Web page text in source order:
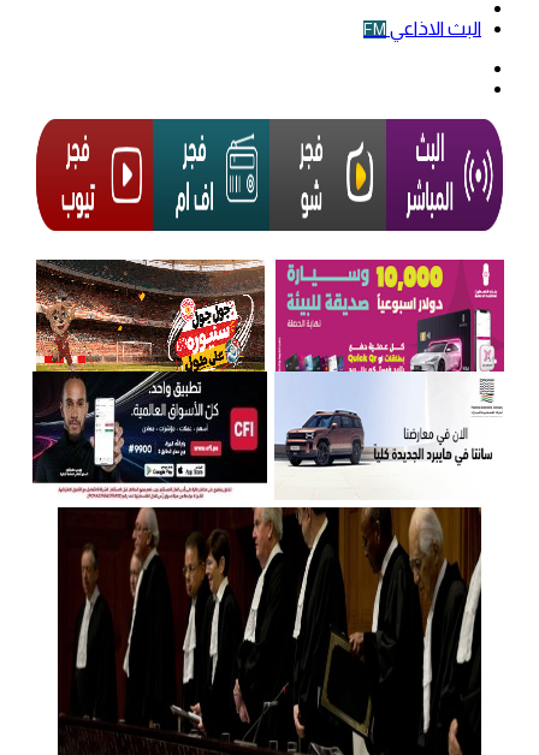
البث الاذاعي FM